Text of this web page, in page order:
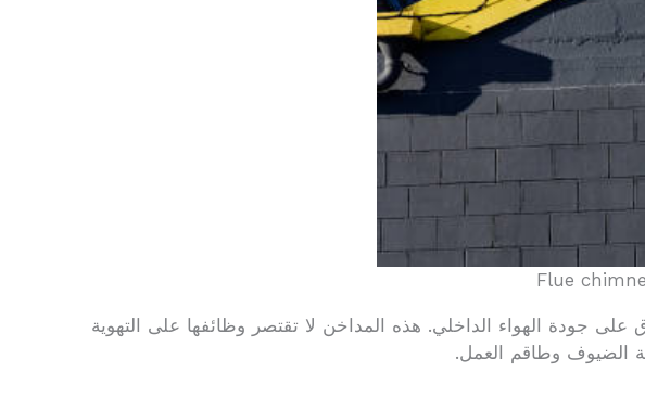
Flue
جودة الهواء الداخلي. هذه المداخن لا تقتصر وظائفها على التهوية
الضيوف وطاقم العمل.